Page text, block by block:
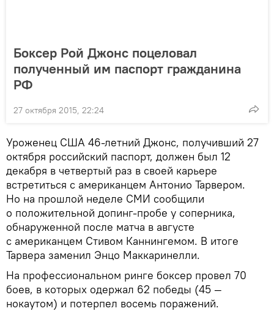
Боксер Рой Джонс поцеловал
полученный им паспорт гражданина
РФ
27 октября 2015, 22:24
Уроженец США 46-летний Джонс, получивший 27
октября российский паспорт, должен был 12
декабря в четвертый раз в своей карьере
встретиться с американцем Антонио Тарвером.
Но на прошлой неделе СМИ сообщили
о положительной допинг-пробе у соперника,
обнаруженной после матча в августе
с американцем Стивом Каннингемом. В итоге
Тарвера заменил Энцо Маккаринелли.
На профессиональном ринге боксер провел 70
боев, в которых одержал 62 победы (45 —
нокаутом) и потерпел восемь поражений.